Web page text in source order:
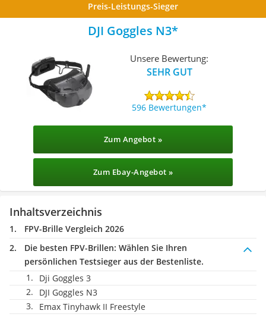
Preis-Leistungs-Sieger
DJI Goggles N3
Unsere Bewertung:
SEHR GUT
596 Bewertungen
Zum Angebot »
Zum Ebay-Angebot »
Inhaltsverzeichnis
FPV-Brille Vergleich 2026
Die besten FPV-Brillen: Wählen Sie Ihren
persönlichen Testsieger aus der Bestenliste.
Dji Goggles 3
DJI Goggles N3
Emax Tinyhawk II Freestyle